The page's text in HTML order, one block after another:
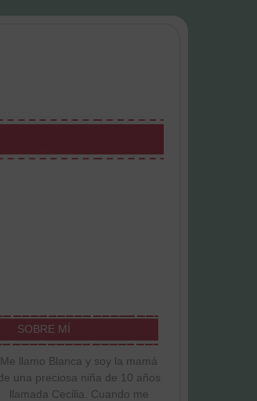
SOBRE MÍ
Me llamo Blanca y soy la mamá
una preciosa niña de 10 años
llamada Cecilia. Cuando me